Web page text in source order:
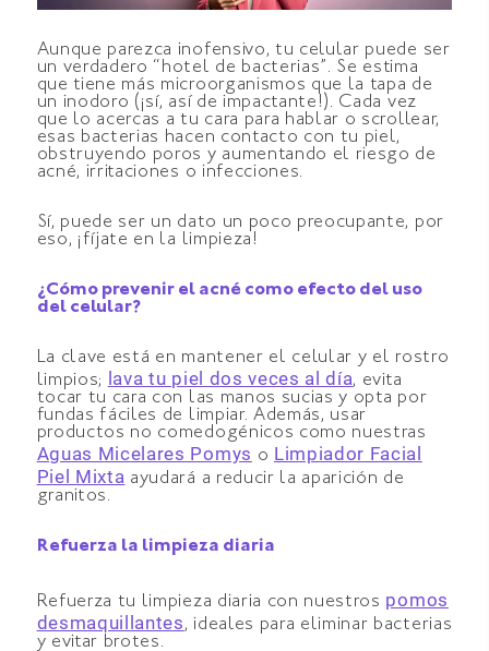
Aunque parezca inofensivo, tu celular puede ser
un verdadero “hotel de bacterias”. Se estima
que tiene más microorganismos que la tapa de
un inodoro (¡sí, así de impactante!). Cada vez
que lo acercas a tu cara para hablar o scrollear,
esas bacterias hacen contacto con tu piel,
obstruyendo poros y aumentando el riesgo de
acné, irritaciones o infecciones.
Sí, puede ser un dato un poco preocupante, por
eso, ¡fíjate en la limpieza!
¿Cómo prevenir el acné como efecto del uso
del celular?
La clave está en mantener el celular y el rostro
limpios; lava tu piel dos veces al día, evita
tocar tu cara con las manos sucias y opta por
fundas fáciles de limpiar. Además, usar
productos no comedogénicos como nuestras
Aguas Micelares Pomys o Limpiador Facial
Piel Mixta ayudará a reducir la aparición de
granitos.
Refuerza la limpieza diaria
Refuerza tu limpieza diaria con nuestros pomos
desmaquillantes , ideales para eliminar bacterias
y evitar brotes.